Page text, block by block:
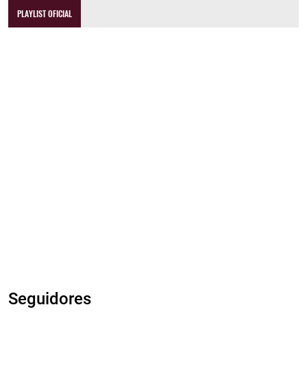
PLAYLIST OFICIAL
Seguidores